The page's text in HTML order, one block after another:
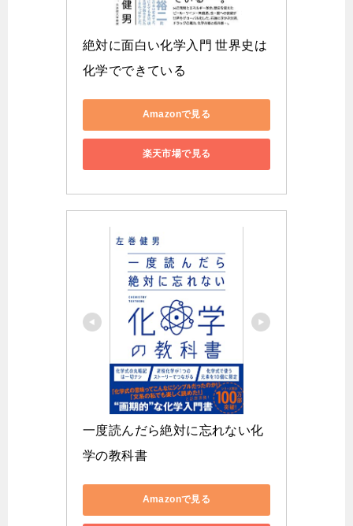
絶対に面白い化学入門 世界史は
化学でできている
Amazonで見る
楽天市場で見る
一度読んだら絶対に忘れない化
学の教科書
Amazonで見る